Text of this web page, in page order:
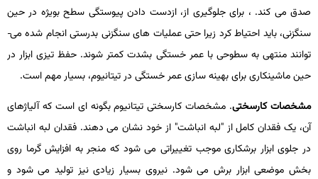
صدق می­ کند. ، برای جلوگیری از، ازدست دادن پیوستگی سطح بویژه در حین
سنگ­زنی، باید احتیاط کرد زیرا حتی عملیات­ های سنگ­زنی بدرستی انجام­ شده می­
توانند منتهی به سطوحی با عمر خستگی بشدت کمتر شوند. حفظ تیزی ابزار در
حین ماشین­کاری برای بهینه ­سازی عمر خستگی در تیتانیوم، بسیار مهم است.
مشخصات کارسختی. مشخصات کارسختی تیتانیوم بگونه­ ای است که آلیاژهای
آن، یک فقدان کامل از "لبه انباشت" از خود نشان می ­دهند. فقدان لبه انباشت
در جلوی ابزار برشکاری موجب تغییراتی می ­شود که منجر به افزایش گرما روی
بخش موضعی ابزار برش می­ شود. نیروی بسیار زیادی نیز تولید می­ شود و